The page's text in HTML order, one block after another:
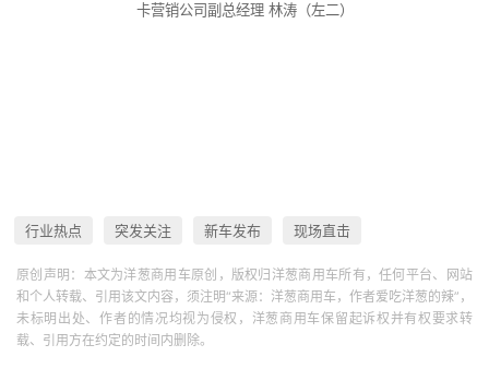
卡营销公司副总经理 林涛（左二）
行业热点 突发关注 新车发布 现场直击
原创声明：本文为洋葱商用车原创，版权归洋葱商用车所有，任何平台、网站
和个人转载、引用该文内容，须注明“来源：洋葱商用车，作者爱吃洋葱的辣”，
未标明出处、作者的情况均视为侵权，洋葱商用车保留起诉权并有权要求转
载、引用方在约定的时间内删除。